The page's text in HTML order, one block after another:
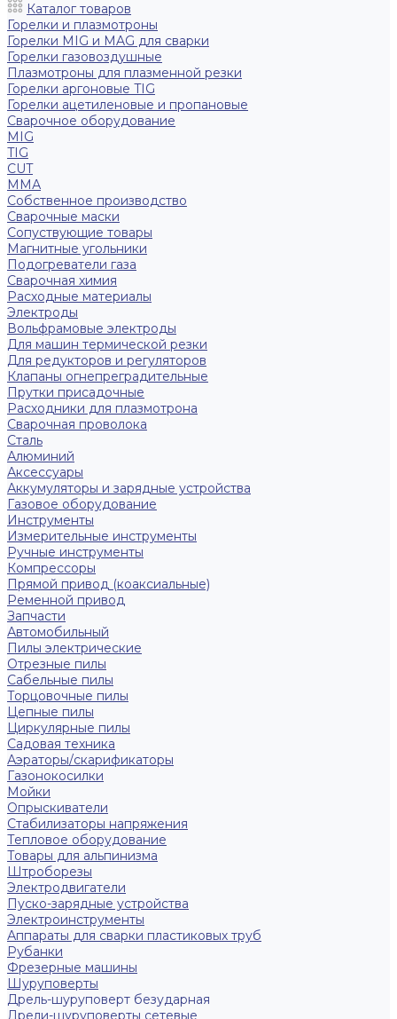
Каталог товаров
Горелки и плазмотроны
Горелки MIG и MAG для сварки
Горелки газовоздушные
Плазмотроны для плазменной резки
Горелки аргоновые TIG
Горелки ацетиленовые и пропановые
Сварочное оборудование
MIG
TIG
CUT
ММА
Собственное производство
Сварочные маски
Сопуствующие товары
Магнитные угольники
Подогреватели газа
Сварочная химия
Расходные материалы
Электроды
Вольфрамовые электроды
Для машин термической резки
Для редукторов и регуляторов
Клапаны огнепреградительные
Прутки присадочные
Расходники для плазмотрона
Сварочная проволока
Сталь
Алюминий
Аксессуары
Аккумуляторы и зарядные устройства
Газовое оборудование
Инструменты
Измерительные инструменты
Ручные инструменты
Компрессоры
Прямой привод (коаксиальные)
Ременной привод
Запчасти
Автомобильный
Пилы электрические
Отрезные пилы
Сабельные пилы
Торцовочные пилы
Цепные пилы
Циркулярные пилы
Садовая техника
Аэраторы/скарификаторы
Газонокосилки
Мойки
Опрыскиватели
Стабилизаторы напряжения
Тепловое оборудование
Товары для альпинизма
Штроборезы
Электродвигатели
Пуско-зарядные устройства
Электроинструменты
Аппараты для сварки пластиковых труб
Рубанки
Фрезерные машины
Шуруповерты
Дрель-шуруповерт безударная
Дрели-шуруповерты сетевые